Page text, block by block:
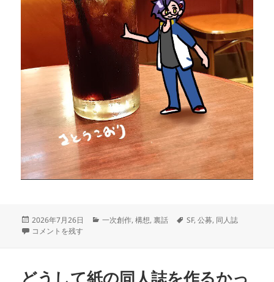
投
稿
2026年7月26日
カ
一次創作,構想,裏話
タ
SF,公募, 同人誌
氷砂糖的SF考 に
コメントを残す